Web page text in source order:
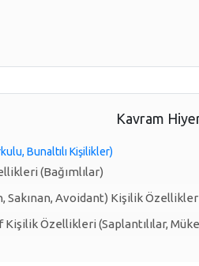
Kavram
Bunaltılı Kişilikler)
(Bağımlılar)
Sakınan, Avoidant) Kişilik
Özellikleri (Saplantılılar,